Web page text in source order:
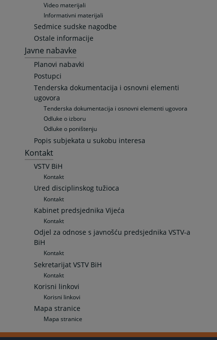
Video materijali
Informativni materijali
Sedmice sudske nagodbe
Ostale informacije
Javne nabavke
Planovi nabavki
Postupci
Tenderska dokumentacija i osnovni elementi
ugovora
Tenderska dokumentacija i osnovni elementi ugovora
Odluke o izboru
Odluke o poništenju
Popis subjekata u sukobu interesa
Kontakt
VSTV BiH
Kontakt
Ured disciplinskog tužioca
Kontakt
Kabinet predsjednika Vijeća
Kontakt
Odjel za odnose s javnošću predsjednika VSTV-a
BiH
Kontakt
Sekretarijat VSTV BiH
Kontakt
Korisni linkovi
Korisni linkovi
Mapa stranice
Mapa stranice